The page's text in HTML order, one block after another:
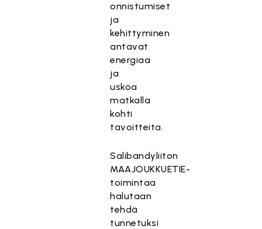
onnistumiset
ja
kehittyminen
antavat
energiaa
ja
uskoa
matkalla
kohti
tavoitteita.
Salibandyliiton
MAAJOUKKUETIE-
toimintaa
halutaan
tehdä
tunnetuksi